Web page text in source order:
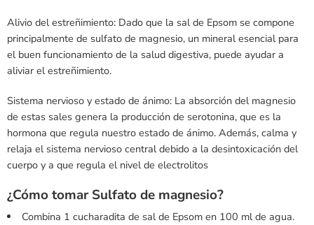
Alivio del estreñimiento: Dado que la sal de Epsom se compone
principalmente de sulfato de magnesio, un mineral esencial para
el buen funcionamiento de la salud digestiva, puede ayudar a
aliviar el estreñimiento.
Sistema nervioso y estado de ánimo: La absorción del magnesio
de estas sales genera la producción de serotonina, que es la
hormona que regula nuestro estado de ánimo. Además, calma y
relaja el sistema nervioso central debido a la desintoxicación del
cuerpo y a que regula el nivel de electrolitos
¿Cómo tomar Sulfato de magnesio?
Combina 1 cucharadita de sal de Epsom en 100 ml de agua.